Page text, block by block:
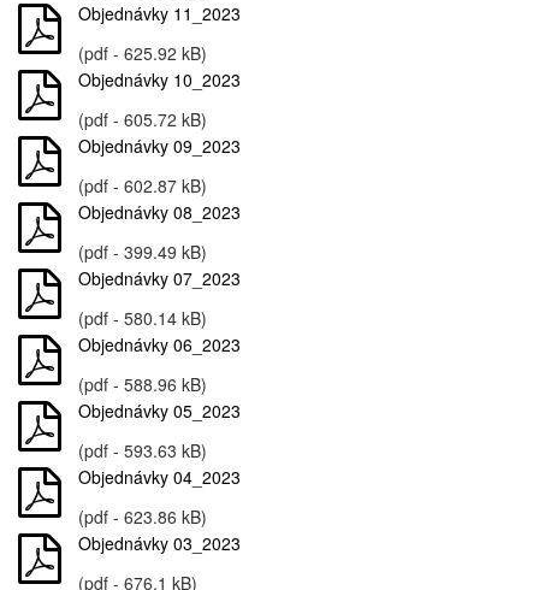
Objednávky 11_2023
(pdf - 625.92 kB)
Objednávky 10_2023
(pdf - 605.72 kB)
Objednávky 09_2023
(pdf - 602.87 kB)
Objednávky 08_2023
(pdf - 399.49 kB)
Objednávky 07_2023
(pdf - 580.14 kB)
Objednávky 06_2023
(pdf - 588.96 kB)
Objednávky 05_2023
(pdf - 593.63 kB)
Objednávky 04_2023
(pdf - 623.86 kB)
Objednávky 03_2023
(pdf - 676.1 kB)